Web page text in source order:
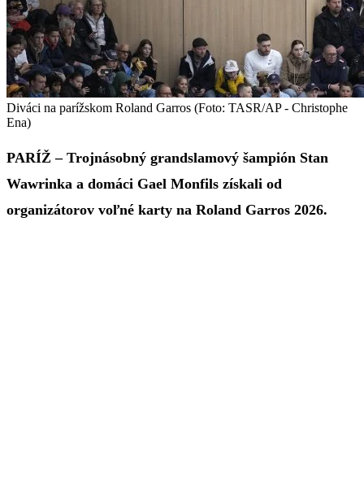
Diváci na parížskom Roland Garros (Foto: TASR/AP - Christophe
Ena)
PARÍŽ – Trojnásobný grandslamový šampión Stan
Wawrinka a domáci Gael Monfils získali od
organizátorov voľné karty na Roland Garros 2026.